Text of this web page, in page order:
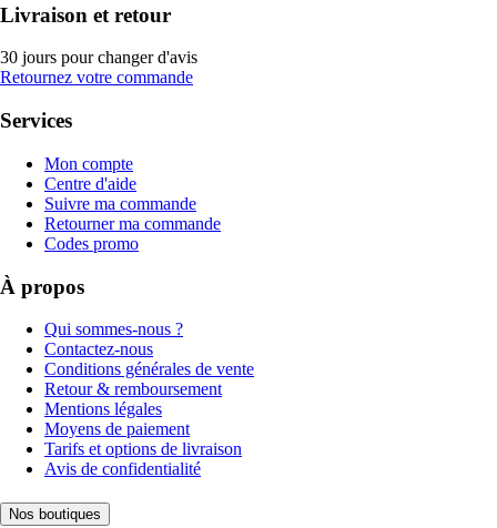
Livraison et retour
30 jours pour changer d'avis
Retournez votre commande
Services
Mon compte
Centre d'aide
Suivre ma commande
Retourner ma commande
Codes promo
À propos
Qui sommes-nous ?
Contactez-nous
Conditions générales de vente
Retour & remboursement
Mentions légales
Moyens de paiement
Tarifs et options de livraison
Avis de confidentialité
Nos boutiques